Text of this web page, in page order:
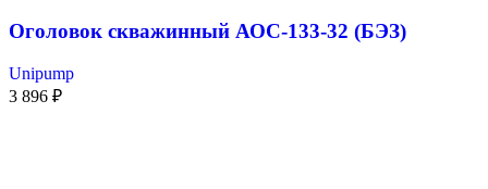
Оголовок скважинный АОС-133-32 (БЭЗ)
Unipump
3 896 ₽